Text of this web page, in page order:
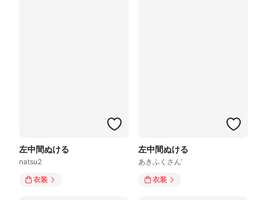
左中間ぬける
natsu2
衣装
左中間ぬける
あきふくさん’
衣装